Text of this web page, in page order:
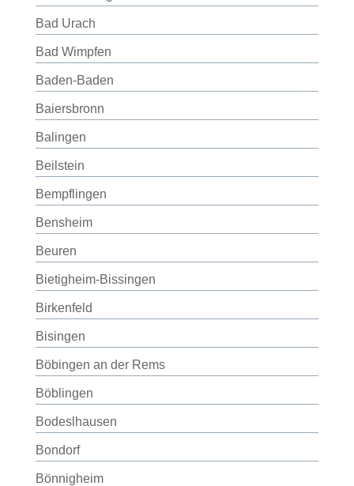
Bad Urach
Bad Wimpfen
Baden-Baden
Baiersbronn
Balingen
Beilstein
Bempflingen
Bensheim
Beuren
Bietigheim-Bissingen
Birkenfeld
Bisingen
Böbingen an der Rems
Böblingen
Bodeslhausen
Bondorf
Bönnigheim